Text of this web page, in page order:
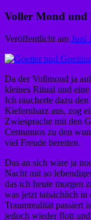
Voller Mond und
Veröffentlicht am Juni
Da der Vollmond ja
kleines Ritual und
Ich räucherte dazu
Kiefernharz aus, zog
Zwiesprache mit den
Cernunnos zu den
viel Freude bereiten.
Das an sich wäre ja
Nacht mit so
das ich heute morgen
was jetzt tatsächlich
Traumrealität passiert
jedoch wieder flott